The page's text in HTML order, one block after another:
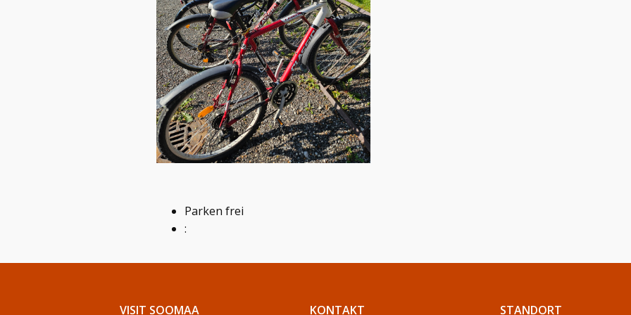
Parken frei
:
VISIT SOOMAA KONTAKT STANDORT